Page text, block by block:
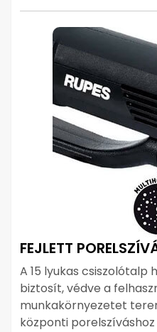
FEJLETT
A 15 lyukas
biztosít, védve a
munkakörnyezetet
központi